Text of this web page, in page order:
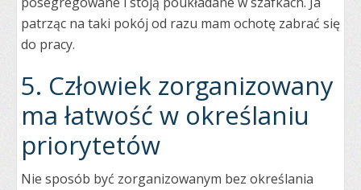
patrząc na taki pokój od razu mam ochotę zabrać się
do pracy.
5. Człowiek zorganizowany
ma łatwość w określaniu
priorytetów
Nie sposób być zorganizowanym bez określania